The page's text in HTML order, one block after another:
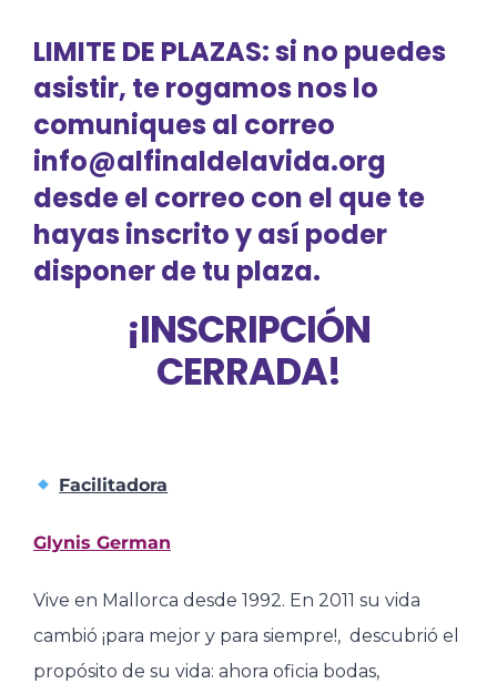
LIMITE DE PLAZAS: si no puedes
asistir, te rogamos nos lo
comuniques al correo
info@alfinaldelavida.org
desde el correo con el que te
hayas inscrito y así poder
disponer de tu plaza.
¡INSCRIPCIÓN
CERRADA!
Facilitadora
Glynis German
Vive en Mallorca desde 1992. En 2011 su vida
cambió ¡para mejor y para siempre!, descubrió el
propósito de su vida: ahora oficia bodas,